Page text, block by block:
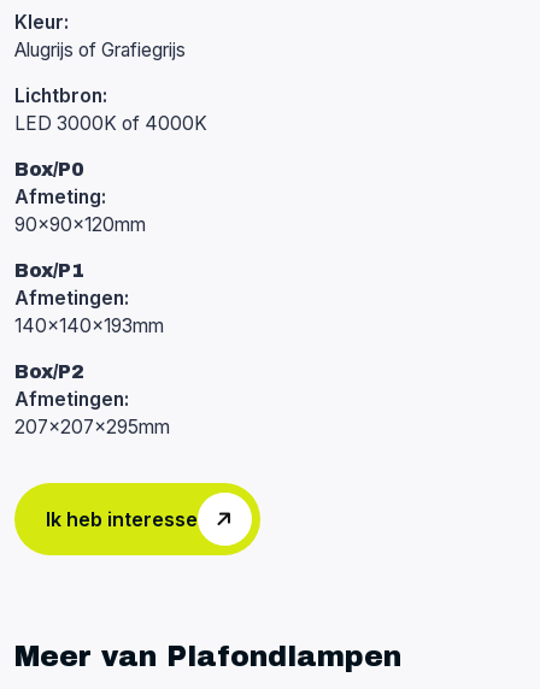
Kleur:
Alugrijs of Grafiegrijs
Lichtbron:
LED 3000K of 4000K
Box/P0
Afmeting:
90x90x120mm
Box/P1
Afmetingen:
140x140x193mm
Box/P2
Afmetingen:
207x207x295mm
Ik heb interesse
Meer van Plafondlampen